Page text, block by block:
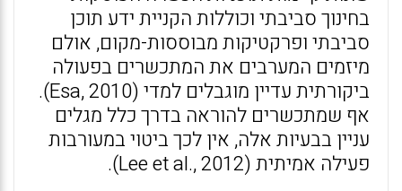
בחינוך סביבתי וכוללות הקניית ידע תוכן
סביבתי ופרקטיקות מבוססות-מקום, אולם
מיזמים המערבים את המתכשרים בפעולה
ביקורתית עדיין מוגבלים למדי (Esa, 2010).
אף שמתכשרים להוראה בדרך כלל מגלים
עניין בבעיות אלה, אין לכך ביטוי במעורבות
פעילה אמיתית (Lee et al., 2012).